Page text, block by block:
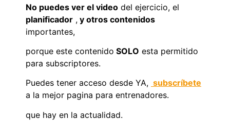
No puedes ver el video del ejercicio, el
planificador , y otros contenidos
importantes,
porque este contenido SOLO esta permitido
para subscriptores.
Puedes tener acceso desde YA, subscríbete
a la mejor pagina para entrenadores.
que hay en la actualidad.